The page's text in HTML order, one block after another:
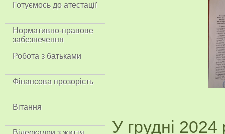
Готуємось до атестації
Нормативно-правове
забезпечення
Робота з батьками
Фінансова прозорість
Вітання
У грудні